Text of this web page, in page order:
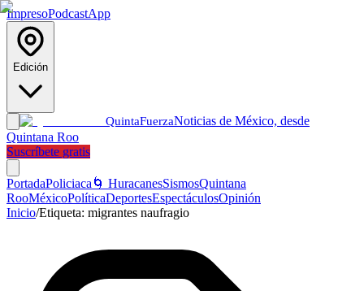
ImpresoPodcastApp
Edición
QuintaFuerzaNoticias de México, desde
Quintana Roo
Suscríbete gratis
PortadaPoliciaca 🌀 HuracanesSismosQuintana
RooMéxicoPolíticaDeportesEspectáculosOpinión
Inicio/Etiqueta: migrantes naufragio